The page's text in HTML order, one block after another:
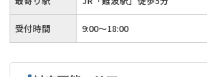
受付時間 9:00～18:00